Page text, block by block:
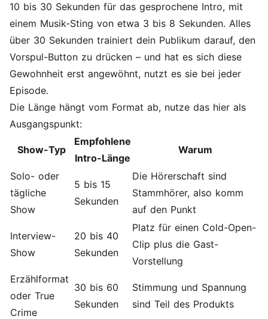
10 bis 30 Sekunden für das gesprochene Intro, mit
einem Musik-Sting von etwa 3 bis 8 Sekunden. Alles
über 30 Sekunden trainiert dein Publikum darauf, den
Vorspul-Button zu drücken – und hat es sich diese
Gewohnheit erst angewöhnt, nutzt es sie bei jeder
Episode.
Die Länge hängt vom Format ab, nutze das hier als
Ausgangspunkt:
Show-Typ
Empfohlene
Intro-Länge
Warum
Solo- oder
tägliche
Show
5 bis 15
Sekunden
Die Hörerschaft sind
Stammhörer, also komm
auf den Punkt
Interview-
Show
20 bis 40
Sekunden
Platz für einen Cold-Open-
Clip plus die Gast-
Vorstellung
Erzählformat
oder True
Crime
30 bis 60
Sekunden
Stimmung und Spannung
sind Teil des Produkts